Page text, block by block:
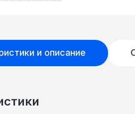
и описание